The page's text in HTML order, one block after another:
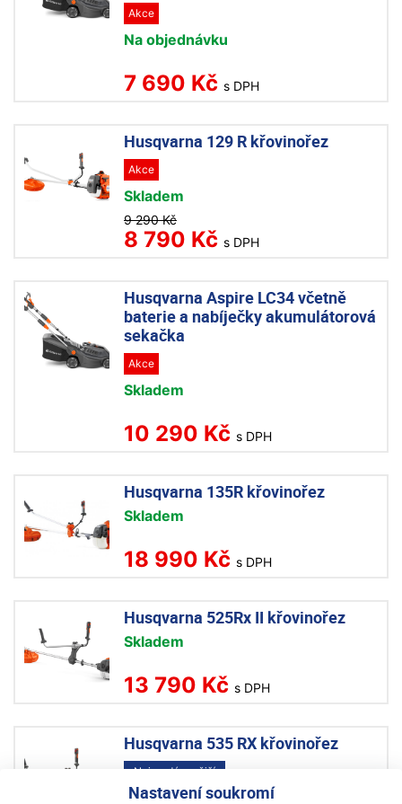
Nastavení soukromí
Akce
Na objednávku
7 690 Kč s DPH
Husqvarna 129 R křovinořez
Akce
Skladem
9 290 Kč
8 790 Kč s DPH
Husqvarna Aspire LC34 včetně
baterie a nabíječky akumulátorová
sekačka
Akce
Skladem
10 290 Kč s DPH
Husqvarna 135R křovinořez
Skladem
18 990 Kč s DPH
Husqvarna 525Rx II křovinořez
Skladem
13 790 Kč s DPH
Husqvarna 535 RX křovinořez
Nejprodávanější
Skladem